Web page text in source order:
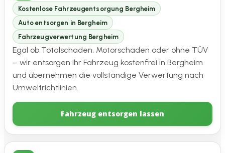
Kostenlose Fahrzeugentsorgung Bergheim
Auto entsorgen in Bergheim
Fahrzeugverwertung Bergheim
Egal ob Totalschaden, Motorschaden oder ohne TÜV
– wir entsorgen Ihr Fahrzeug kostenfrei in Bergheim
und übernehmen die vollständige Verwertung nach
Umweltrichtlinien.
Fahrzeug entsorgen lassen